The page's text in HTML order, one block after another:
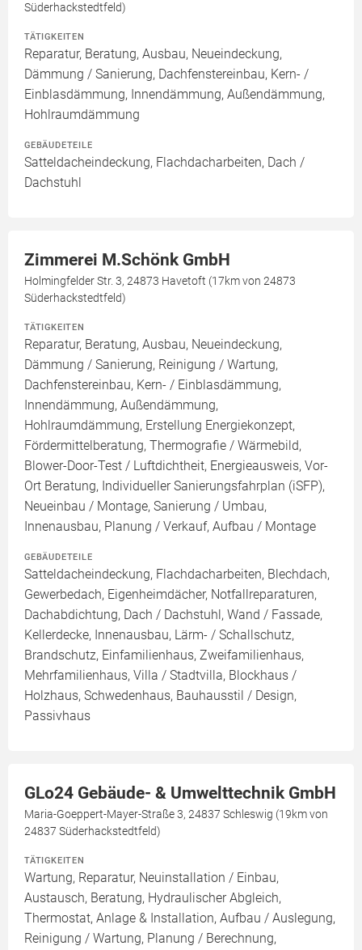
Süderhackstedtfeld)
TÄTIGKEITEN
Reparatur, Beratung, Ausbau, Neueindeckung,
Dämmung / Sanierung, Dachfenstereinbau, Kern- /
Einblasdämmung, Innendämmung, Außendämmung,
Hohlraumdämmung
GEBÄUDETEILE
Satteldacheindeckung, Flachdacharbeiten, Dach /
Dachstuhl
Zimmerei M.Schönk GmbH
Holmingfelder Str. 3, 24873 Havetoft (17km von 24873
Süderhackstedtfeld)
TÄTIGKEITEN
Reparatur, Beratung, Ausbau, Neueindeckung,
Dämmung / Sanierung, Reinigung / Wartung,
Dachfenstereinbau, Kern- / Einblasdämmung,
Innendämmung, Außendämmung,
Hohlraumdämmung, Erstellung Energiekonzept,
Fördermittelberatung, Thermografie / Wärmebild,
Blower-Door-Test / Luftdichtheit, Energieausweis, Vor-
Ort Beratung, Individueller Sanierungsfahrplan (iSFP),
Neueinbau / Montage, Sanierung / Umbau,
Innenausbau, Planung / Verkauf, Aufbau / Montage
GEBÄUDETEILE
Satteldacheindeckung, Flachdacharbeiten, Blechdach,
Gewerbedach, Eigenheimdächer, Notfallreparaturen,
Dachabdichtung, Dach / Dachstuhl, Wand / Fassade,
Kellerdecke, Innenausbau, Lärm- / Schallschutz,
Brandschutz, Einfamilienhaus, Zweifamilienhaus,
Mehrfamilienhaus, Villa / Stadtvilla, Blockhaus /
Holzhaus, Schwedenhaus, Bauhausstil / Design,
Passivhaus
GLo24 Gebäude- & Umwelttechnik GmbH
Maria-Goeppert-Mayer-Straße 3, 24837 Schleswig (19km von
24837 Süderhackstedtfeld)
TÄTIGKEITEN
Wartung, Reparatur, Neuinstallation / Einbau,
Austausch, Beratung, Hydraulischer Abgleich,
Thermostat, Anlage & Installation, Aufbau / Auslegung,
Reinigung / Wartung, Planung / Berechnung,